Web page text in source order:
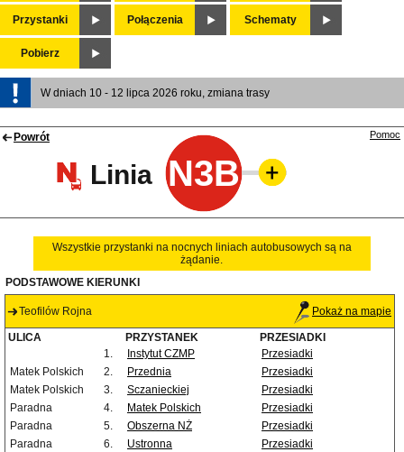
Przystanki Połączenia Schematy
Pobierz
W dniach 10 - 12 lipca 2026 roku, zmiana trasy
Powrót
Linia N3B
Pomoc
Wszystkie przystanki na nocnych liniach autobusowych są na
żądanie.
PODSTAWOWE KIERUNKI
Teofilów Rojna Pokaż na mapie
ULICA PRZYSTANEK
PRZESIADKI
1.
Instytut CZMP
Przesiadki
Matek Polskich
2. Przednia
Przesiadki
Matek Polskich
3. Sczanieckiej
Przesiadki
Paradna
4. Matek Polskich
Przesiadki
Paradna
5. Obszerna NŻ
Przesiadki
Paradna
6. Ustronna
Przesiadki